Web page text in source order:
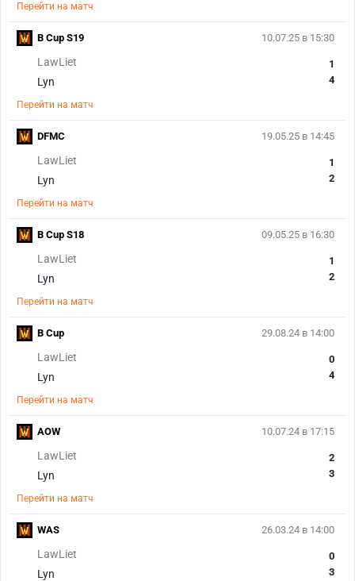
Перейти на матч
10.07.25 в 15:30
LawLiet
Lyn
1
4
Перейти на матч
B Cup S19
19.05.25 в 14:45
LawLiet
Lyn
1
2
Перейти на матч
DFMC
09.05.25 в 16:30
LawLiet
Lyn
1
2
Перейти на матч
B Cup S18
29.08.24 в 14:00
LawLiet
Lyn
0
4
Перейти на матч
B Cup
10.07.24 в 17:15
LawLiet
Lyn
2
3
Перейти на матч
AOW
26.03.24 в 14:00
LawLiet
Lyn
0
3
WAS